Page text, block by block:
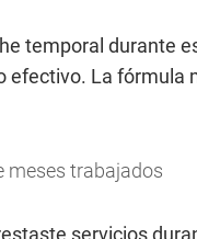
temporal durante
efectivo. La fórmula
meses trabajados
servicios